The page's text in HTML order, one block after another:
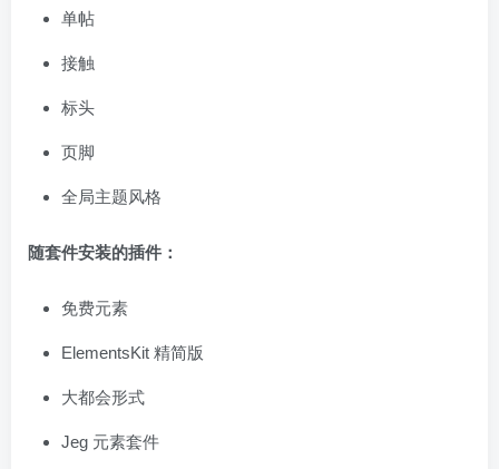
单帖
接触
标头
页脚
全局主题风格
随套件安装的插件：
免费元素
ElementsKit 精简版
大都会形式
Jeg 元素套件